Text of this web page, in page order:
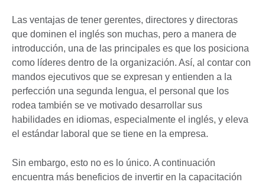
Las ventajas de tener gerentes, directores y directoras
que dominen el inglés son muchas, pero a manera de
introducción, una de las principales es que los posiciona
como líderes dentro de la organización. Así, al contar con
mandos ejecutivos que se expresan y entienden a la
perfección una segunda lengua, el personal que los
rodea también se ve motivado desarrollar sus
habilidades en idiomas, especialmente el inglés, y eleva
el estándar laboral que se tiene en la empresa.
Sin embargo, esto no es lo único. A continuación
encuentra más beneficios de invertir en la capacitación